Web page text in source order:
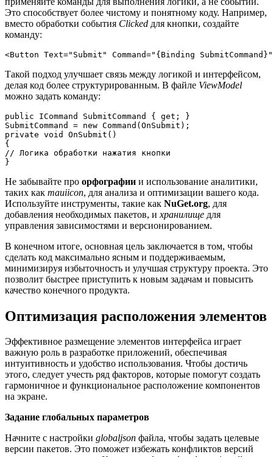
Это способствует более чистому и понятному коду. Например,
вместо обработки события Clicked для кнопки, создайте
команду:
<Button Text="Submit" Command="{Binding
Такой подход улучшает связь между логикой и интерфейсом,
делая код более структурированным. В файле ViewModel
можно задать команду:
public ICommand SubmitCommand { get; }
SubmitCommand = new Command(OnSubmit);
private void OnSubmit()
{
// Логика обработки нажатия кнопки
}
Не забывайте про орфографии и использование аналитики,
таких как mauiicon, для анализа и оптимизации вашего кода.
Используйте инструменты, такие как NuGet.org, для
добавления необходимых пакетов, и хранилище для
управления зависимостями и версионированием.
В конечном итоге, основная цель заключается в том, чтобы
сделать код максимально ясным и поддерживаемым,
минимизируя избыточность и улучшая структуру проекта. Это
позволит быстрее приступить к новым задачам и повысить
качество конечного продукта.
Оптимизация расположения элементов
Эффективное размещение элементов интерфейса играет
важную роль в разработке приложений, обеспечивая
интуитивность и удобство использования. Чтобы достичь
этого, следует учесть ряд факторов, которые помогут создать
гармоничное и функциональное расположение компонентов
на экране.
Задание глобальных параметров
Начните с настройки globaljson файла, чтобы задать целевые
версии пакетов. Это поможет избежать конфликтов версий